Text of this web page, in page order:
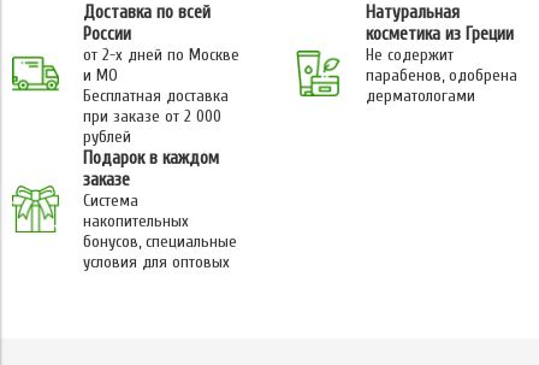
Доставка по всей
России
от 2-х дней по Москве
и МО
Бесплатная доставка
при заказе от 2 000
рублей
Натуральная
косметика из Греции
Не содержит
парабенов, одобрена
дерматологами
Подарок в каждом
заказе
Система
накопительных
бонусов, специальные
условия для оптовых